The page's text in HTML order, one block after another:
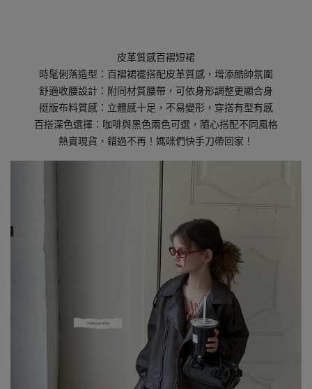
皮革質感百褶短裙
時髦俐落造型：百褶裙襬搭配皮革質感，增添酷帥氛圍
舒適收腰設計：附同材質腰帶，可依身形調整更顯合身
挺版布料質感：立體感十足，不易變形，穿搭有型有感
百搭深色選擇：咖啡與黑色兩色可選，隨心搭配不同風格
熱賣現貨，錯過不再！媽咪們快手刀帶回家！